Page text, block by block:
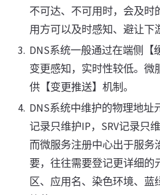
不可达、不可用时，会及时
用方可以及时感知、避让下
DNS系统一般通过在端侧【
变更感知，实时性较低。微
供【变更推送】机制。
DNS系统中维护的物理地址
记录只维护IP，SRV记录只
而微服务注册中心出于服务
要，往往需要登记更详细的
区、应用名、染色环境、蓝